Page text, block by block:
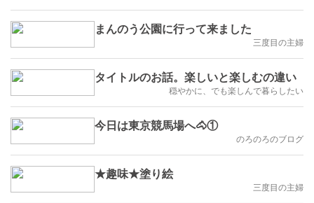
まんのう公園に行って来ました
三度目の主婦
タイトルのお話。楽しいと楽しむの違い
穏やかに、でも楽しんで暮らしたい
今日は東京競馬場へ🐴①
のろのろのブログ
★趣味★塗り絵
三度目の主婦